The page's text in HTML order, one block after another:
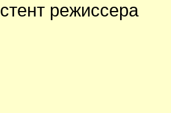
режиссера